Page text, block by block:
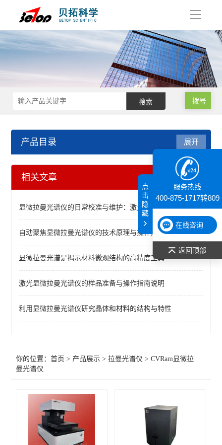
导
拨号
产品目录
拉曼光谱仪
手持拉曼光谱仪
便携式拉曼仪器
CVRam显微拉曼光谱仪
展开
相关文章
显微拉曼光谱仪的日常校准与维护：激光、光路与光谱仪校准
自动聚焦显微拉曼光谱仪的技术原理与操作流程
显微拉曼光谱是揭示材料微观结构的高精度工具
激光显微拉曼光谱仪的样品准备与操作指南说明
利用显微拉曼光谱仪研究晶体和材料的结构与特性
你的位置：首页 > 产品展示 >拉曼光谱仪 >CVRam显微拉
曼光谱仪
服务热线
400-875-1717转809
在线咨询
返回顶部
点
击
隐
藏